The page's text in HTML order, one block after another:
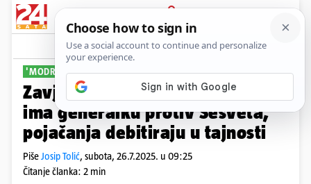
PRIJAVA
Sport Komentari
'MODRI' PROTIV SESVETA
Zavjesa na Maksimiru: Dinamo
ima generalku protiv Sesveta,
pojačanja debitiraju u tajnosti
PišeJosip Tolić, subota, 26.7.2025. u 09:25
Čitanje članka: 2 min